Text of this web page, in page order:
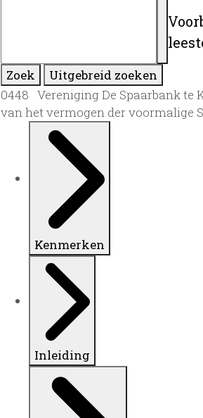
Zoek
Uitgebreid zoeken
0448 Vereniging De Spaarbank te
van het vermogen der voormalige
Kenmerken
Inleiding